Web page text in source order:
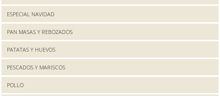
ESPECIAL NAVIDAD
PAN MASAS Y REBOZADOS
PATATAS Y HUEVOS
PESCADOS Y MARISCOS
POLLO